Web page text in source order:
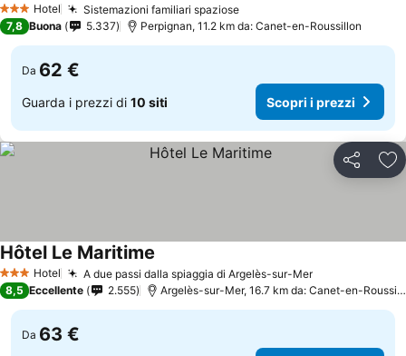
3 StelleHotel Sistemazioni familiari spaziose
7,8 Buona 5.337 Perpignan, 11.2 km da: Canet-en-Roussillon
Da 62 €
Guarda i prezzi di 10 siti Scopri i prezzi
Condividi
3 StelleHotel A due passi dalla spiaggia di Argelès-sur-Mer
Hôtel Le Maritime
8,5 Eccellente 2.555 Argelès-sur-Mer, 16.7 km da: Canet-en-Roussillon
Da 63 €